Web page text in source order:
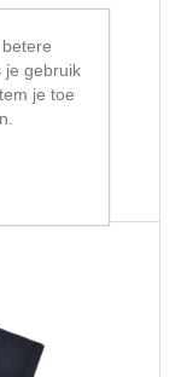
je gebruik
je toe